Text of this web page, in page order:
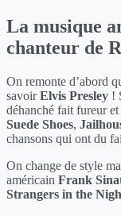
La musique
chanteur de
On remonte d’abord
savoirElvis Presley !
déhanché fait fureur
Suede Shoes,
chansons qui ont du
On change de style
américain Frank
Strangers in the